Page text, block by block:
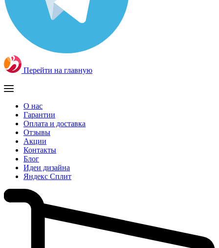
Перейти на главную
О нас
Гарантии
Оплата и доставка
Отзывы
Акции
Контакты
Блог
Идеи дизайна
Яндекс Сплит